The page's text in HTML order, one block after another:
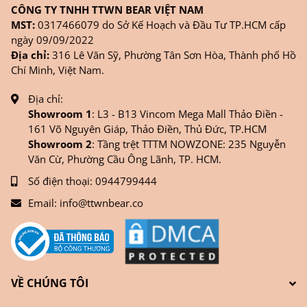
CÔNG TY TNHH TTWN BEAR VIỆT NAM
MST: 0317466079 do Sở Kế Hoạch và Đầu Tư TP.HCM cấp
ngày 09/09/2022
Địa chỉ: 316 Lê Văn Sỹ, Phường Tân Sơn Hòa, Thành phố Hồ
Chí Minh, Việt Nam.
Địa chỉ:
Showroom 1: L3 - B13 Vincom Mega Mall Thảo Điền -
161 Võ Nguyên Giáp, Thảo Điền, Thủ Đức, TP.HCM
Showroom 2: Tầng trệt TTTM NOWZONE: 235 Nguyễn
Văn Cừ, Phường Cầu Ông Lãnh, TP. HCM.
Số điện thoại: 0944799444
Email: info@ttwnbear.co
VỀ CHÚNG TÔI